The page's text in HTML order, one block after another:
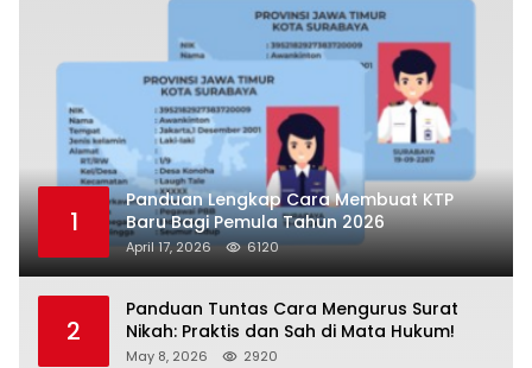
1
Panduan Lengkap Cara Membuat KTP
Baru Bagi Pemula Tahun 2026
April 17, 2026 6120
2
Panduan Tuntas Cara Mengurus Surat
Nikah: Praktis dan Sah di Mata Hukum!
May 8, 2026 2920